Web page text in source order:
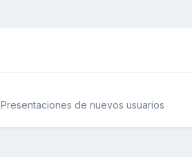
Presentaciones de nuevos usuarios